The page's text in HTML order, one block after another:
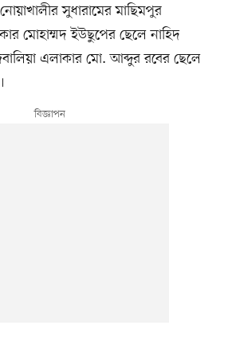
সুধারামের মাছিমপুর
মোহাম্মদ ইউছুপের ছেলে নাহিদ
এলাকার মো. আব্দুর রবের ছেলে